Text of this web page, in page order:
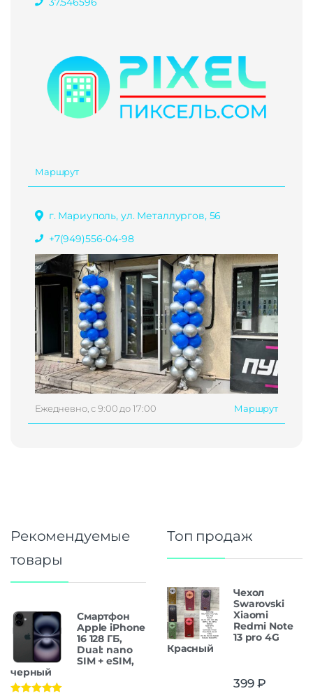
Маршрут
г. Мариуполь, ул. Металлургов, 56
+7(949)556-04-98
Ежедневно, с 9:00 до 17:00 Маршрут
Рекомендуемые
товары
Смартфон
Apple iPhone
16 128 ГБ,
Dual: nano
SIM + eSIM,
черный
Топ продаж
Чехол
Swarovski
Xiaomi
Redmi Note
13 pro 4G
Красный
399₽